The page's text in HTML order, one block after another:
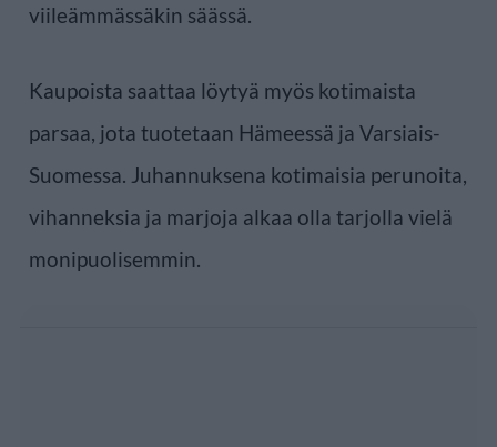
viileämmässäkin säässä.
Kaupoista saattaa löytyä myös kotimaista
parsaa, jota tuotetaan Hämeessä ja Varsiais-
Suomessa. Juhannuksena kotimaisia perunoita,
vihanneksia ja marjoja alkaa olla tarjolla vielä
monipuolisemmin.